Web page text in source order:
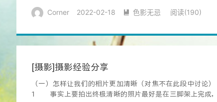
Corner 2022-02-18  色影无忌 阅读(190)
[摄影]摄影经验分享
（一）怎样让我们的相片更加清晰（对焦不在此段中讨论
1 事实上要拍出终极清晰的照片最好是在三脚架上完成，